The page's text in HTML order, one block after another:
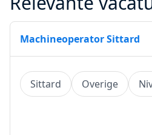
Machineoperator Sittard
Sittard Overige